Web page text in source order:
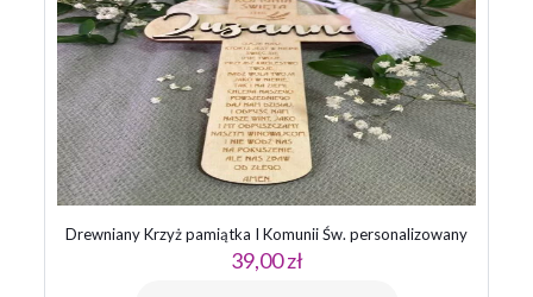
Drewniany Krzyż pamiątka I Komunii Św. personalizowany
39,00zł